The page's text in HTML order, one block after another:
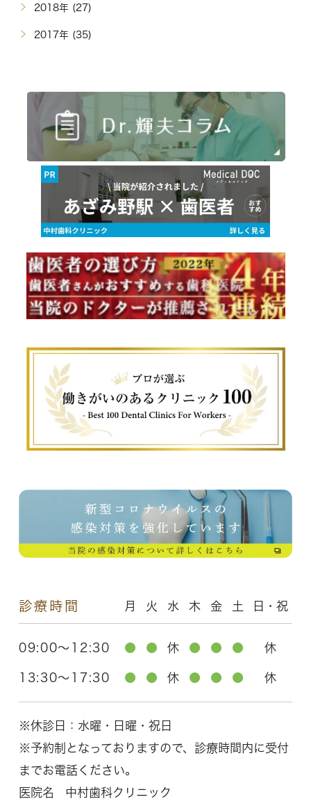
2018年 (27)
2017年 (35)
診療時間 月 火 水 木 金 土 日・祝
09:00～12:30 ● ● 休 ● ● ● 休
13:30～17:30 ● ● 休 ● ● ● 休
※休診日：水曜・日曜・祝日
※予約制となっておりますので、診療時間内に受付
までお電話ください。
医院名
中村歯科クリニック